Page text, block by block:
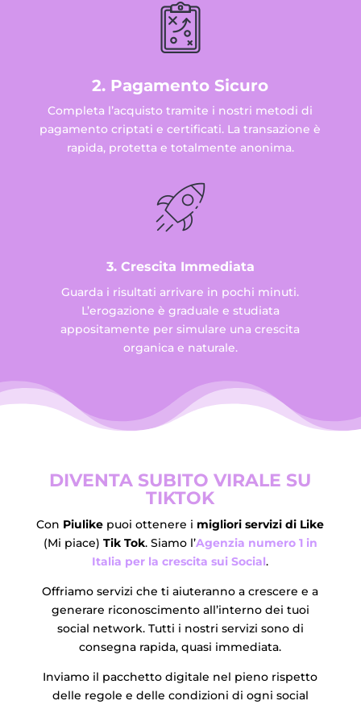
2. Pagamento Sicuro
Completa l’acquisto tramite i nostri metodi di
pagamento criptati e certificati. La transazione è
rapida, protetta e totalmente anonima.
3. Crescita Immediata
Guarda i risultati arrivare in pochi minuti.
L’erogazione è graduale e studiata
appositamente per simulare una crescita
organica e naturale.
DIVENTA SUBITO VIRALE SU
TIKTOK
Con Piulike puoi ottenere i migliori servizi di Like
(Mi piace) Tik Tok. Siamo l’Agenzia numero 1 in
Italia per la crescita sui Social.
Offriamo servizi che ti aiuteranno a crescere e a
generare riconoscimento all’interno dei tuoi
social network. Tutti i nostri servizi sono di
consegna rapida, quasi immediata.
Inviamo il pacchetto digitale nel pieno rispetto
delle regole e delle condizioni di ogni social